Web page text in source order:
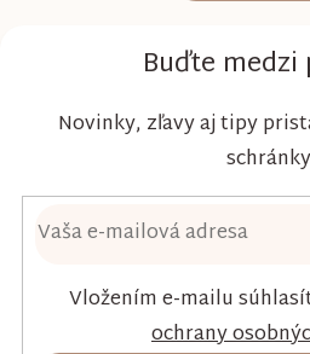
Buďte
Novinky, zľavy aj tipy
Vložením e-mailu
ochrany